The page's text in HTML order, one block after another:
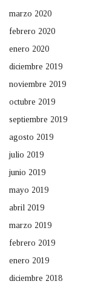
marzo 2020
febrero 2020
enero 2020
diciembre 2019
noviembre 2019
octubre 2019
septiembre 2019
agosto 2019
julio 2019
junio 2019
mayo 2019
abril 2019
marzo 2019
febrero 2019
enero 2019
diciembre 2018